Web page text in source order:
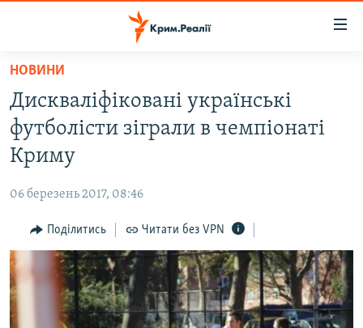
Перейти
основного
матеріалу
Перейти
до
основної
навігації
Перейти
до
пошуку
ВОДА.КРИМ
ВІДЕО ТА ФОТО
БЛОГИ
ПОГЛЯД
ІНТЕРВ'Ю
ВСЕ ЗА ДЕНЬ
СПЕЦПРОЕКТИ
НОВИНИ
Дискваліфіковані українські
футболісти зіграли в чемпіонаті
Криму
06 березень 2017, 08:46
Поділитись Читати без VPN